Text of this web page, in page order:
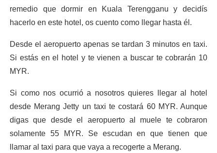
remedio que dormir en Kuala Terengganu y decidís
hacerlo en este hotel, os cuento como llegar hasta él.
Desde el aeropuerto apenas se tardan 3 minutos en taxi.
Si estás en el hotel y te vienen a buscar te cobrarán 10
MYR.
Si como nos ocurrió a nosotros quieres llegar al hotel
desde Merang Jetty un taxi te costará 60 MYR. Aunque
digas que desde el aeropuerto al muele te cobraron
solamente 55 MYR. Se escudan en que tienen que
llamar al taxi para que vaya a recogerte a Merang.